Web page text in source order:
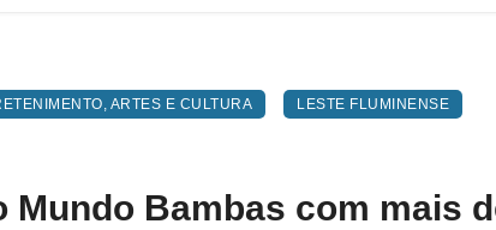
ARTES E CULTURA LESTE FLUMINENSE
Mundo Bambas com mais